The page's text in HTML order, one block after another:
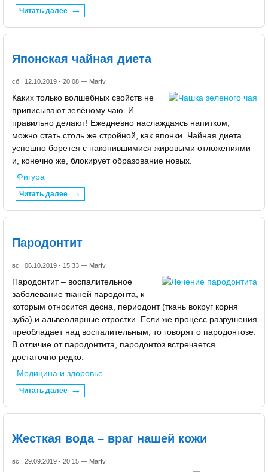
Читать далее
Японская чайная диета
сб., 12.10.2019 - 20:08 — MarIv
Каких только волшебных свойств не
приписывают зелёному чаю. И
правильно делают! Ежедневно наслаждаясь напитком,
можно стать столь же стройной, как японки. Чайная диета
успешно борется с накопившимися жировыми отложениями
и, конечно же, блокирует образование новых.
Фигура
Читать далее
Пародонтит
вс., 06.10.2019 - 15:33 — MarIv
Пародонтит – воспалительное
заболевание тканей пародонта, к
которым относится десна, периодонт (ткань вокруг корня
зуба) и альвеолярные отростки. Если же процесс разрушения
преобладает над воспалительным, то говорят о пародонтозе.
В отличие от пародонтита, пародонтоз встречается
достаточно редко.
Медицина и здоровье
Читать далее
Жесткая вода – враг нашей кожи
вс., 29.09.2019 - 20:15 — MarIv